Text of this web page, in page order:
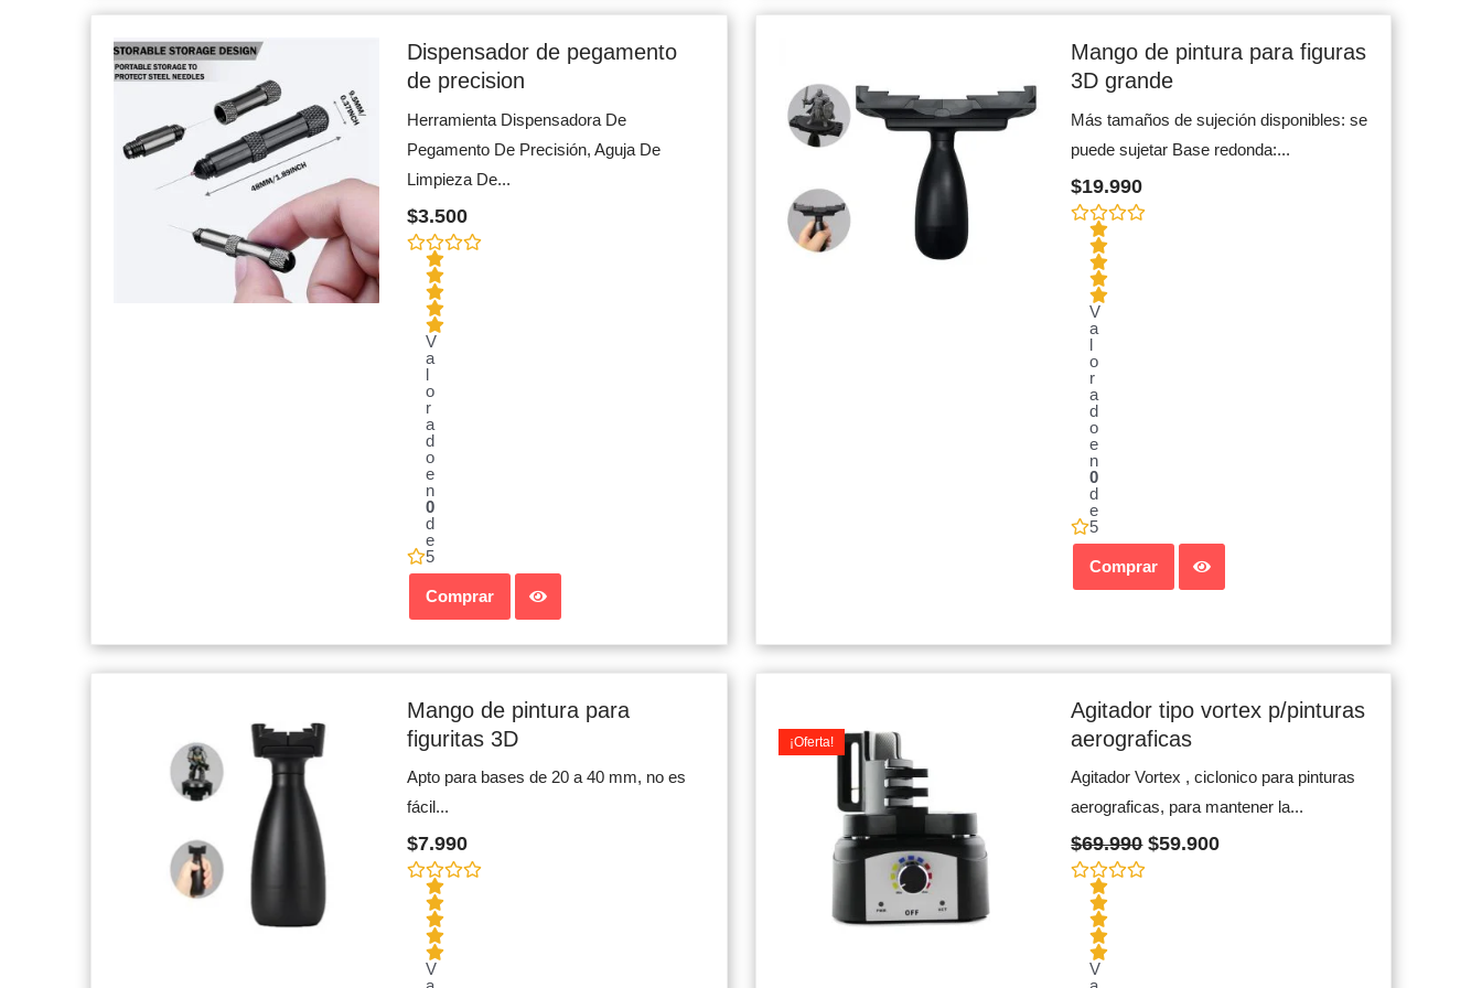
Dispensador de pegamento
de precision
Herramienta Dispensadora De
Pegamento De Precisión, Aguja De
Limpieza De...
$3.500
V
a
l
o
r
a
d
o
e
n
0
d
e
5
Comprar
Mango de pintura para figuras
3D grande
Más tamaños de sujeción disponibles: se
puede sujetar Base redonda:...
$19.990
V
a
l
o
r
a
d
o
e
n
0
d
e
5
Comprar
Mango de pintura para
figuritas 3D
Apto para bases de 20 a 40 mm, no es
fácil...
$7.990
V
¡Oferta!
Agitador tipo vortex p/pinturas
aerograficas
Agitador Vortex , ciclonico para pinturas
aerograficas, para mantener la...
$69.990
price
was:
$69.990.
$59.900
price
V